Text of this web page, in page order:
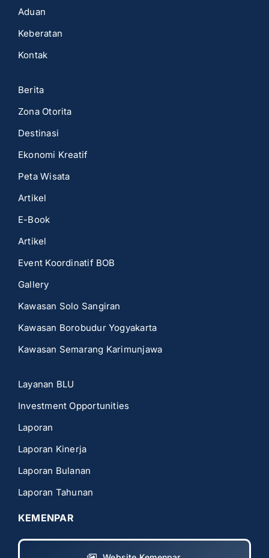
Aduan
Keberatan
Kontak
Berita
Zona Otorita
Destinasi
Ekonomi Kreatif
Peta Wisata
Artikel
E-Book
Artikel
Event Koordinatif BOB
Gallery
Kawasan Solo Sangiran
Kawasan Borobudur Yogyakarta
Kawasan Semarang Karimunjawa
Layanan BLU
Investment Opportunities
Laporan
Laporan Kinerja
Laporan Bulanan
Laporan Tahunan
KEMENPAR